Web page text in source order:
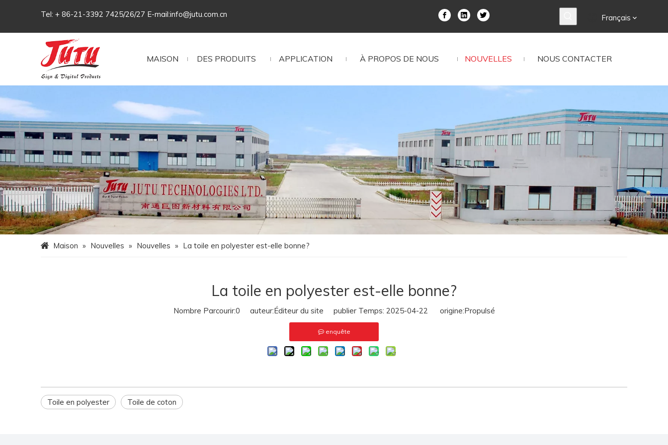
Tel: + 86-21-3392 7425/26/27 E-mail:info@jutu.com.cn Français
MAISON DES PRODUITS APPLICATION À PROPOS DE NOUS NOUVELLES NOUS CONTACTER
Maison » Nouvelles » Nouvelles » La toile en polyester est-elle bonne?
La toile en polyester est-elle bonne?
Nombre Parcourir:0 auteur:Éditeur du site publier Temps: 2025-04-22 origine:Propulsé
enquête
Toile en polyester Toile de coton